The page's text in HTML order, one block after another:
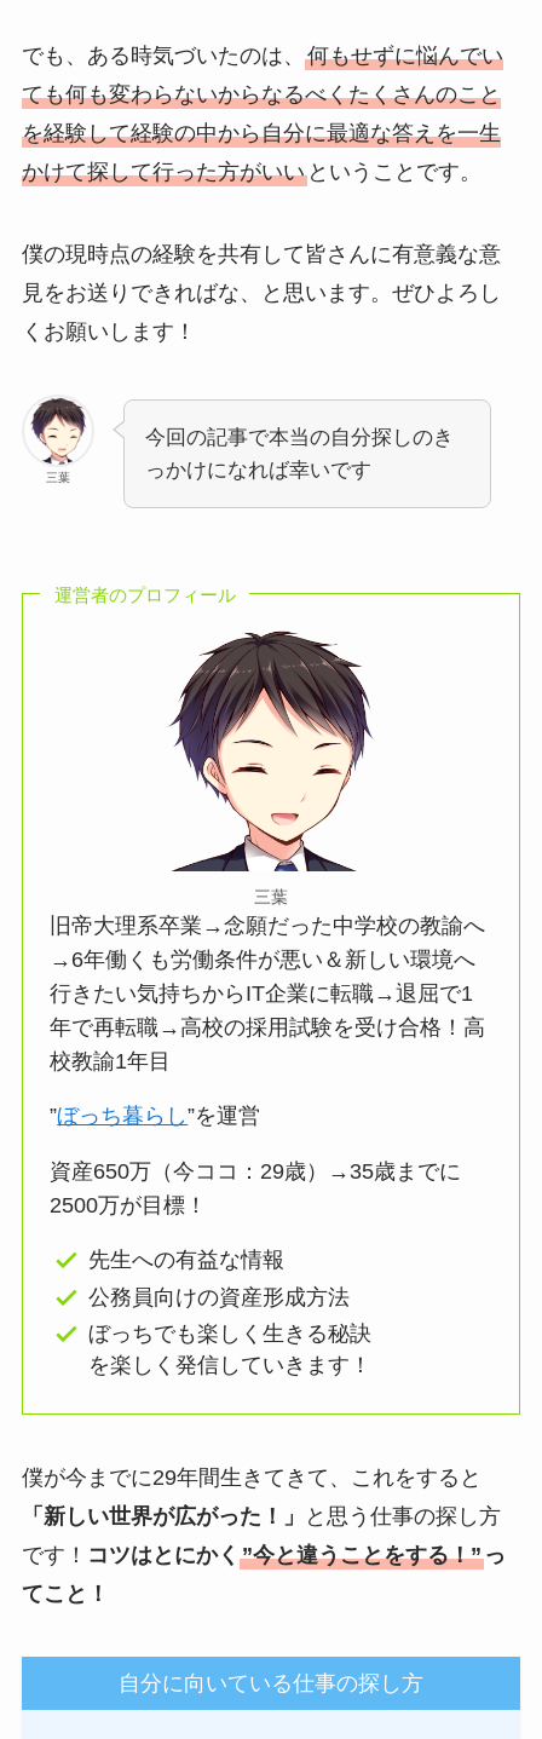
でも、ある時気づいたのは、 何もせずに悩んでい
ても何も変わらないからなるべくたくさんのこと
を経験して経験の中から自分に最適な答えを一生
かけて探して行った方がいいということです。
僕の現時点の経験を共有して皆さんに有意義な意
見をお送りできればな、と思います。ぜひよろし
くお願いします！
三葉
今回の記事で本当の自分探しのき
っかけになれば幸いです
運営者のプロフィール
三葉
旧帝大理系卒業→念願だった中学校の教諭へ
→6年働くも労働条件が悪い＆新しい環境へ
行きたい気持ちからIT企業に転職→退屈で1
年で再転職→高校の採用試験を受け合格！高
校教諭1年目
”ぼっち暮らし”を運営
資産650万（今ココ：29歳）→35歳までに
2500万が目標！
先生への有益な情報
公務員向けの資産形成方法
ぼっちでも楽しく生きる秘訣
を楽しく発信していきます！
僕が今までに29年間生きてきて、これをすると
「新しい世界が広がった！」
と思う仕事の探し方
です！ コツはとにかく ”今と違うことをする！”っ
てこと！
自分に向いている仕事の探し方